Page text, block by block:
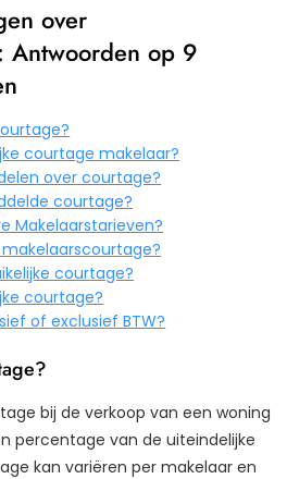
over
Antwoorden op 9
courtage makelaar?
over courtage?
courtage?
Makelaarstarieven?
courtage?
courtage?
of exclusief BTW?
bij de verkoop van een woning
percentage van de uiteindelijke
kan variëren per makelaar en